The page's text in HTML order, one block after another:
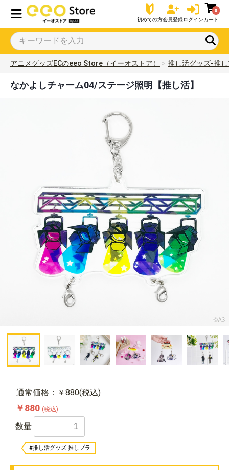
初めての方会員登録ログイン
0
カート
アニメグッズECのeeo Store（イーオストア） 推し活グッズ-推
なかよしチャーム04/ステージ照明【推し活】
通常価格：￥880(税込)
￥880 (税込)
数量
#推し活グッズ-推しプラ-